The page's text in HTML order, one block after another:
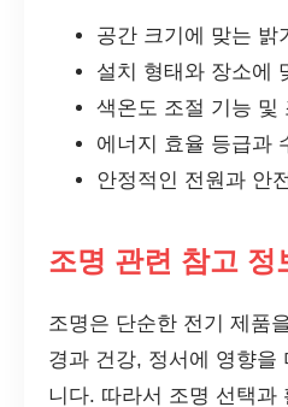
공간 크기에 맞는 밝
설치 형태와 장소에
색온도 조절 기능 및
에너지 효율 등급과
안정적인 전원과 안
조명 관련 참고 정
조명은 단순한 전기 제품
경과 건강, 정서에 영향을
니다. 따라서 조명 선택과